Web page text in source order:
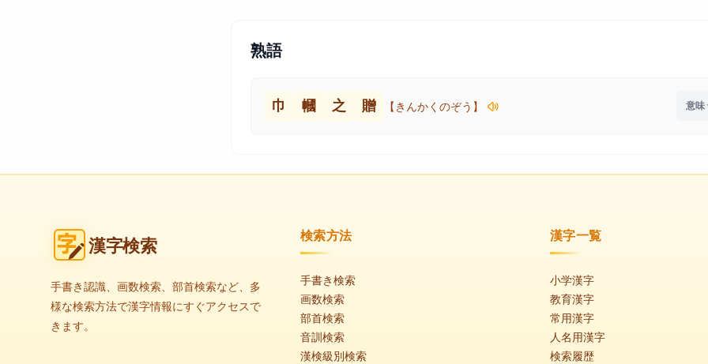
熟語
巾 幗 之 贈 【きんかくのぞう】
漢字検索
手書き認識、画数検索、部首検索など、多
様な検索方法で漢字情報にすぐアクセスで
きます。
検索方法
手書き検索
画数検索
部首検索
音訓検索
漢検級別検索
漢字一覧
小学漢字
教育漢字
常用漢字
人名用漢字
検索履歴